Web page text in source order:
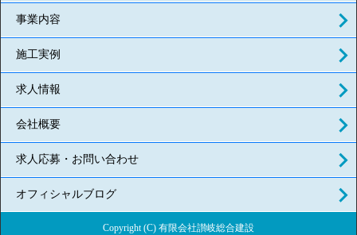
事業内容
施工実例
求人情報
会社概要
求人応募・お問い合わせ
オフィシャルブログ
Copyright (C) 有限会社讃岐総合建設